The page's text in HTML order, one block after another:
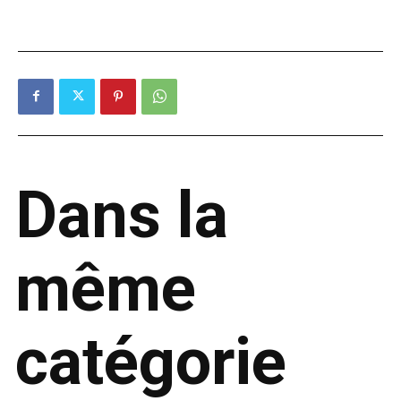
Dans la
même
catégorie